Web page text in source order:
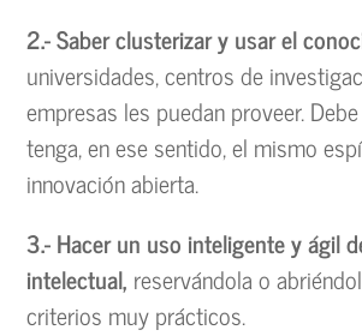
2.- Saber clusterizar y usar el
universidades, centros de
empresas les puedan proveer.
tenga, en ese sentido, el mismo
innovación abierta.
3.- Hacer un uso inteligente y ágil
intelectual, reservándola o
criterios muy prácticos.